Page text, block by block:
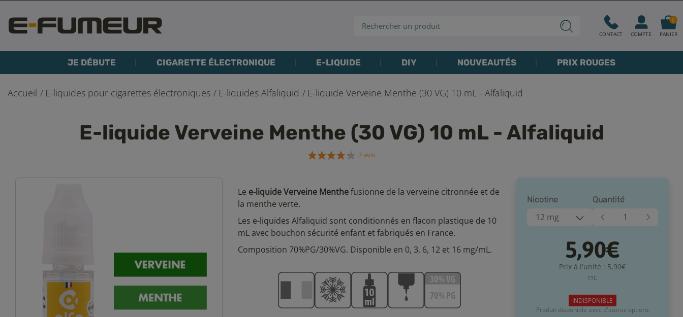
CONTACT COMPTE PANIER
0
JE DÉBUTE CIGARETTE ÉLECTRONIQUE E-LIQUIDE DIY NOUVEAUTÉS PRIX ROUGES
Accueil E-liquides pour cigarettes électroniques E-liquides Alfaliquid E-liquide Verveine Menthe (30 VG) 10 mL - Alfaliquid
E-liquide Verveine Menthe (30 VG) 10 mL - Alfaliquid
7 avis
Le e-liquide Verveine Menthefusionne de la verveine citronnée et de
la menthe verte.
Les e-liquides Alfaliquid sont conditionnés en flacon plastique de 10
mL avec bouchon sécurité enfant et fabriqués en France.
Composition 70%PG/30%VG. Disponible en 0, 3, 6, 12 et 16 mg/mL.
Nicotine
12 mg
Quantité
5,90€
Prix à l'unité : 5,90€
TTC
INDISPONIBLE
Produit disponible avec d'autres options